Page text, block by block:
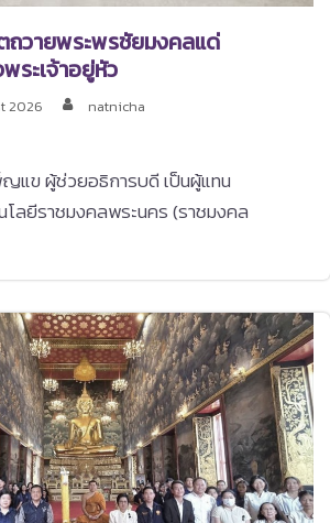
ถวายพระพรชัยมงคลแด่
ระเจ้าอยู่หัว
2026
natnicha
แข ผู้ช่วยอธิการบดี เป็นผู้แทน
โลยีราชมงคลพระนคร (ราชมงคล